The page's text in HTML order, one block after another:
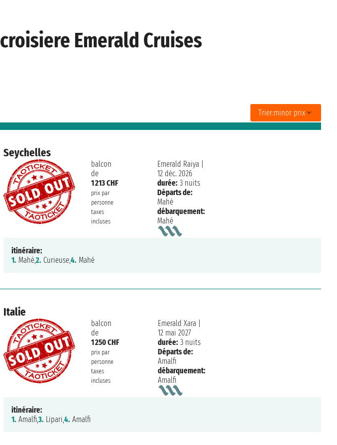
croisiere Emerald Cruises
Trier:minor prix
Seychelles
balcon
de
1 213 CHF
prix par
personne
taxes
incluses
Emerald Raiya|
12 déc. 2026
durée: 3 nuits
Départs de:
Mahé
débarquement:
Mahé
itinéraire:
1. Mahé,2. Curieuse,4. Mahé
Italie
balcon
de
1 250 CHF
prix par
personne
taxes
incluses
Emerald Xara|
12 mai 2027
durée: 3 nuits
Départs de:
Amalfi
débarquement:
Amalfi
itinéraire:
1. Amalfi,3. Lipari,4. Amalfi